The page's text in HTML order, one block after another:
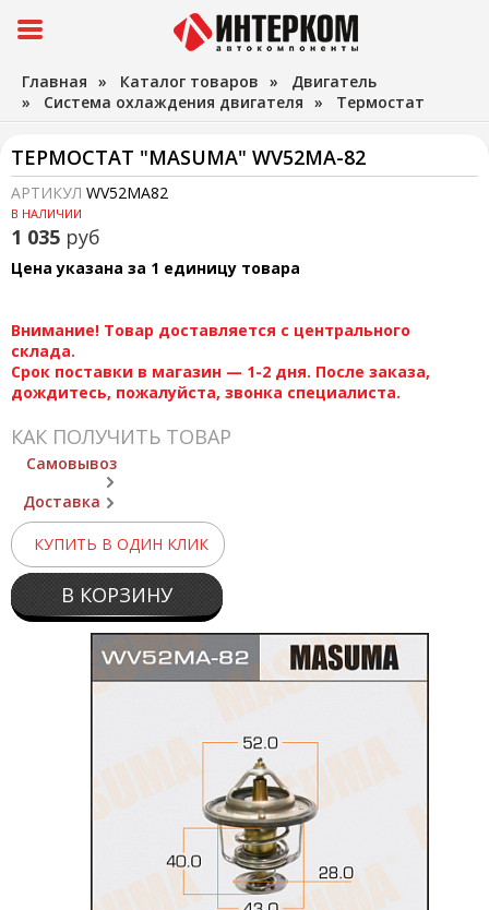
Главная » Каталог товаров » Двигатель
» Система охлаждения двигателя » Термостат
ТЕРМОСТАТ "MASUMA" WV52MA-82
АРТИКУЛ WV52MA82
В НАЛИЧИИ
1 035 руб
Цена указана за 1 единицу товара
Внимание! Товар доставляется с центрального
склада.
Срок поставки в магазин — 1-2 дня. После заказа,
дождитесь, пожалуйста, звонка специалиста.
КАК ПОЛУЧИТЬ ТОВАР
Самовывоз
Доставка
КУПИТЬ В ОДИН КЛИК
В КОРЗИНУ